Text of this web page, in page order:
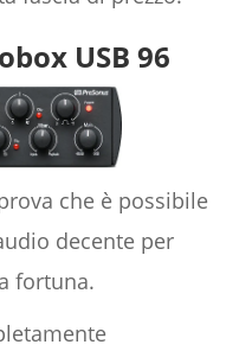
USB 96
che è possibile
decente per
fortuna.